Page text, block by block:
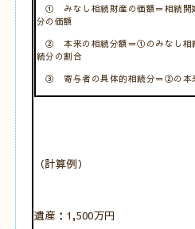
① みなし相続財産の価額＝相続開
分の価額
② 本来の相続分額＝①のみなし相
続分の割合
③ 寄与者の具体的相続分＝②の本
（計算例）
遺産：1,500万円